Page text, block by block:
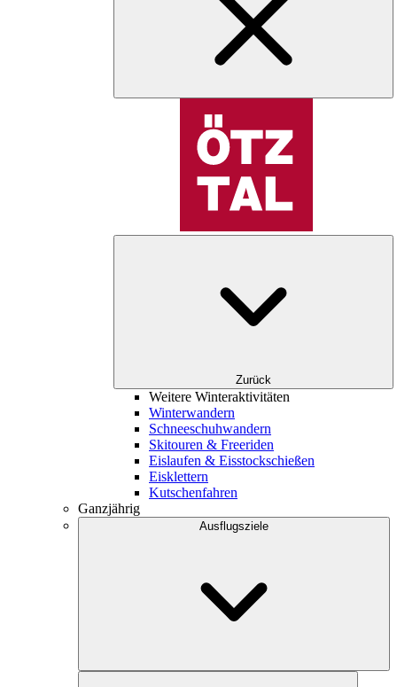
Zurück
Weitere Winteraktivitäten
Winterwandern
Schneeschuhwandern
Skitouren & Freeriden
Eislaufen & Eisstockschießen
Eisklettern
Kutschenfahren
Ganzjährig
Ausflugsziele